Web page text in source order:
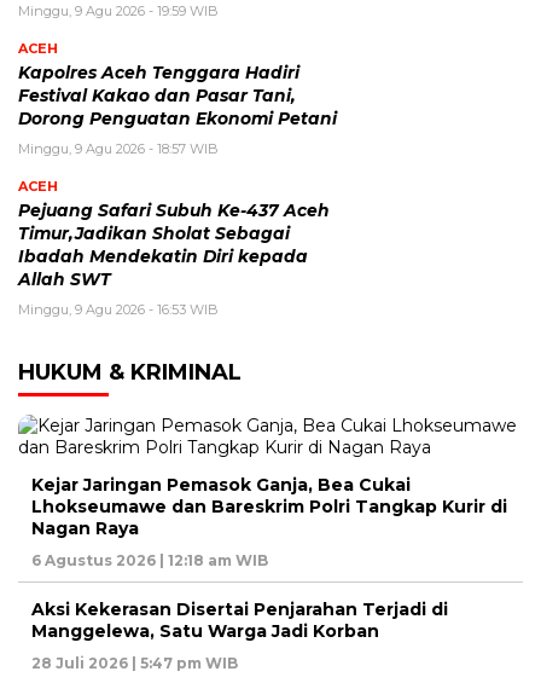
Minggu, 9 Agu 2026 - 19:59 WIB
ACEH
Kapolres Aceh Tenggara Hadiri
Festival Kakao dan Pasar Tani,
Dorong Penguatan Ekonomi Petani
Minggu, 9 Agu 2026 - 18:57 WIB
ACEH
Pejuang Safari Subuh Ke-437 Aceh
Timur,Jadikan Sholat Sebagai
Ibadah Mendekatin Diri kepada
Allah SWT
Minggu, 9 Agu 2026 - 16:53 WIB
HUKUM & KRIMINAL
Kejar Jaringan Pemasok Ganja, Bea Cukai
Lhokseumawe dan Bareskrim Polri Tangkap Kurir di
Nagan Raya
6 Agustus 2026 | 12:18 am WIB
Aksi Kekerasan Disertai Penjarahan Terjadi di
Manggelewa, Satu Warga Jadi Korban
28 Juli 2026 | 5:47 pm WIB